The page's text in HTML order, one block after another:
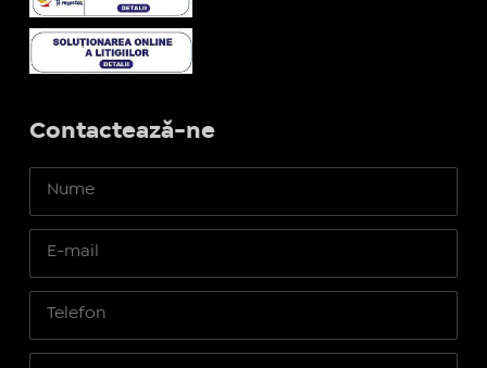
Contactează-ne